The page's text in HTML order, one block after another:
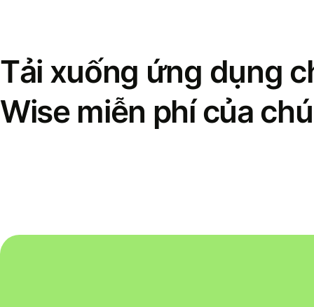
Tải xuống ứng dụng
Wise miễn phí của